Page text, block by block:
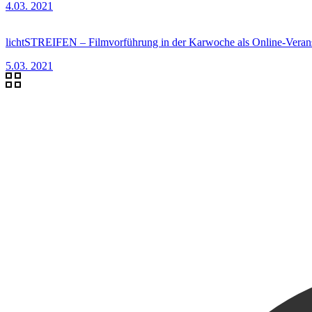
4.03. 2021
lichtSTREIFEN – Filmvorführung in der Karwoche als Online-
5.03. 2021